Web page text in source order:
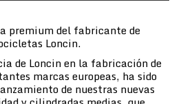
premium del fabricante de
Loncin.
de Loncin en la fabricación de
marcas europeas, ha sido
de nuestras nuevas